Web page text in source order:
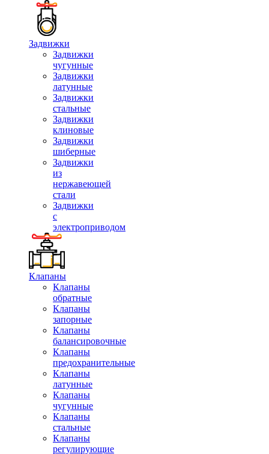
Задвижки
Задвижки
чугунные
Задвижки
латунные
Задвижки
стальные
Задвижки
клиновые
Задвижки
шиберные
Задвижки
из
нержавеющей
стали
Задвижки
с
электроприводом
Клапаны
Клапаны
обратные
Клапаны
запорные
Клапаны
балансировочные
Клапаны
предохранительные
Клапаны
латунные
Клапаны
чугунные
Клапаны
стальные
Клапаны
регулирующие